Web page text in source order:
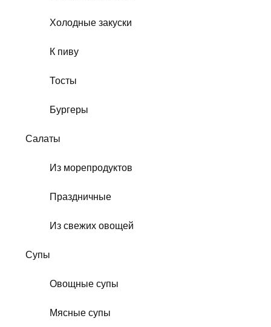
Холодные закуски
К пиву
Тосты
Бургеры
Салаты
Из морепродуктов
Праздничные
Из свежих овощей
Супы
Овощные супы
Мясные супы